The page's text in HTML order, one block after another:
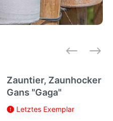
Zauntier, Zaunhocker
Gans "Gaga"
Letztes Exemplar